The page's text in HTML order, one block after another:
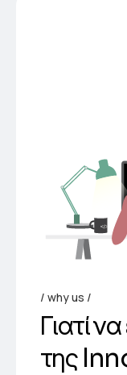
why us
Γιατίνα
της Inn